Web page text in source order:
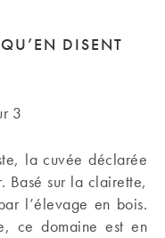
DISENT
3
la cuvée déclarée
Basé sur la clairette,
l’élevage en bois.
ce domaine est en